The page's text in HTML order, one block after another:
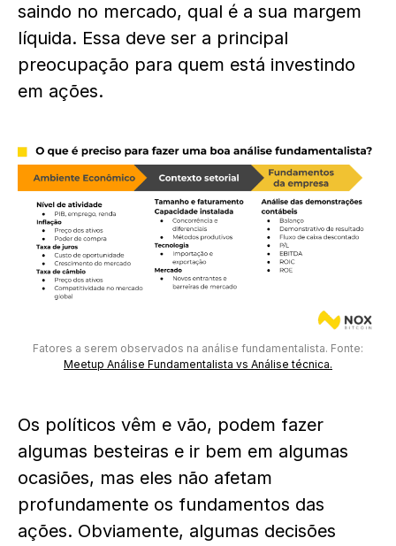
saindo no mercado, qual é a sua margem
líquida. Essa deve ser a principal
preocupação para quem está investindo
em ações.
Fatores a serem observados na análise fundamentalista. Fonte:
Meetup Análise Fundamentalista vs Análise técnica.
Os políticos vêm e vão, podem fazer
algumas besteiras e ir bem em algumas
ocasiões, mas eles não afetam
profundamente os fundamentos das
ações. Obviamente, algumas decisões